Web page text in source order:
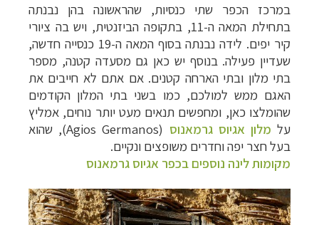
במרכז הכפר שתי כנסיות, שהראשונה בהן נבנתה
בתחילת המאה ה-11, בתקופה הביזנטית, ויש בה ציורי
קיר יפים. לידה נבנתה בסוף המאה ה-19 כנסייה חדשה,
שעדיין פעילה. בנוסף יש כאן גם מסעדה קטנה, מספר
בתי מלון ובתי הארחה קטנים. אם אתם לא חייבים את
האגם ממש למולכם, כמו בשני בתי המלון הקודמים
שהומלצו כאן, ומחפשים תנאים מעט יותר נוחים, אמליץ
על מלון אגיוס גרמאנוס (
Agios Germanos), שהוא
בעל חצר יפה וחדרים משופצים ונקיים.
מקומות לינה נוספים בכפר אגיוס גרמאנוס